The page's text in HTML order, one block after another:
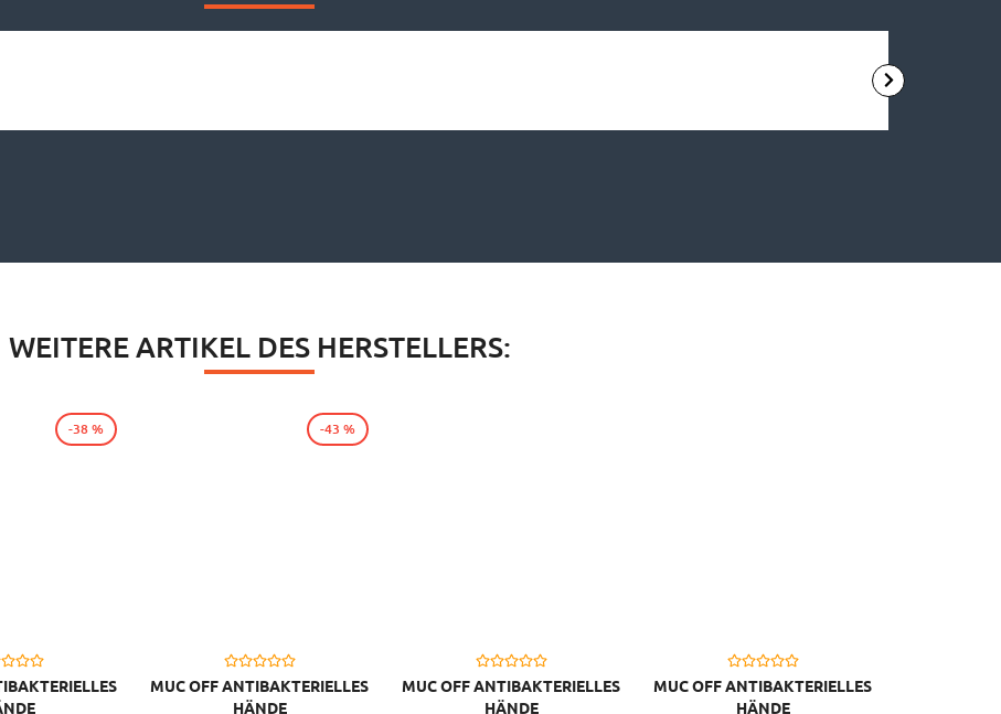
WEITERE ARTIKEL DES HERSTELLERS:
-38 %
MUC OFF ANTIBAKTERIELLES
HÄNDE
-43 %
MUC OFF ANTIBAKTERIELLES
HÄNDE
MUC OFF ANTIBAKTERIELLES
HÄNDE